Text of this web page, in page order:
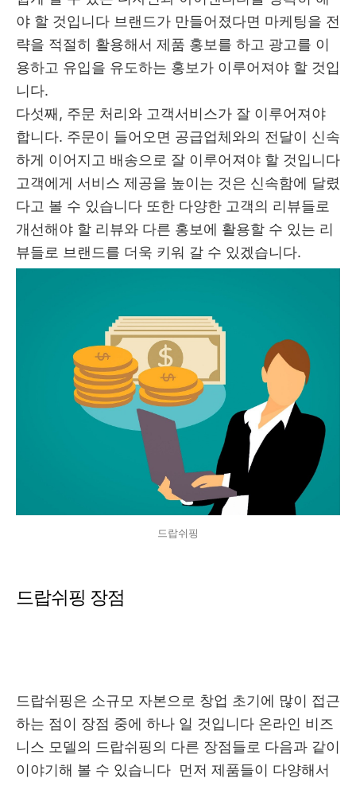
야 할 것입니다 브랜드가 만들어졌다면 마케팅을 전
략을 적절히 활용해서 제품 홍보를 하고 광고를 이
용하고 유입을 유도하는 홍보가 이루어져야 할 것입
니다.
다섯째, 주문 처리와 고객서비스가 잘 이루어져야
합니다. 주문이 들어오면 공급업체와의 전달이 신속
하게 이어지고 배송으로 잘 이루어져야 할 것입니다
고객에게 서비스 제공을 높이는 것은 신속함에 달렸
다고 볼 수 있습니다 또한 다양한 고객의 리뷰들로
개선해야 할 리뷰와 다른 홍보에 활용할 수 있는 리
뷰들로 브랜드를 더욱 키워 갈 수 있겠습니다.
드랍쉬핑
드랍쉬핑 장점
드랍쉬핑은 소규모 자본으로 창업 초기에 많이 접근
하는 점이 장점 중에 하나 일 것입니다 온라인 비즈
니스 모델의 드랍쉬핑의 다른 장점들로 다음과 같이
이야기해 볼 수 있습니다 먼저 제품들이 다양해서